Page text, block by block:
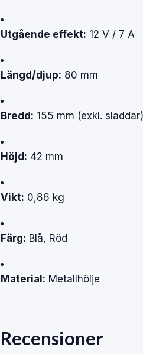
Utgående effekt: 12 V / 7 A
Längd/djup: 80 mm
Bredd: 155 mm (exkl. sladdar)
Höjd: 42 mm
Vikt: 0,86 kg
Färg: Blå, Röd
Material: Metallhölje
Recensioner